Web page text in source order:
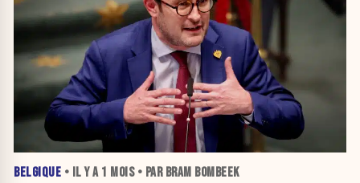
BELGIQUE • IL Y A 1 MOIS• PAR BRAM BOMBEEK